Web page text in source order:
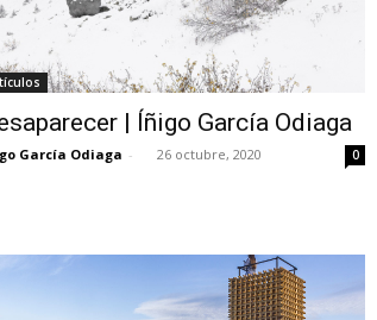
| Íñigo García Odiaga
García Odiaga - 26 octubre, 2020 0